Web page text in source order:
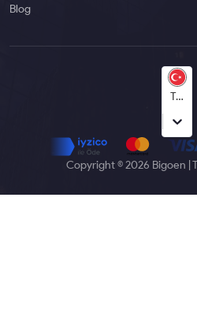
Blog
Copyright © 2026 Bigoen |
Türkçe